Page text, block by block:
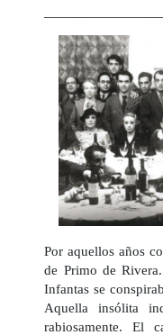
Por aquellos años
de Primo de
Infantas se
Aquella insólita
rabiosamente. El